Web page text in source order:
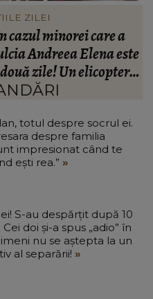
trece Anamaria
spune lucrurilor pe
ce trebuie pentru
totul despre socrul ei.
despre familia
impresionat când te
ești rea.”
doi și-a spus „adio” în
nu se aștepta la un
al separării!